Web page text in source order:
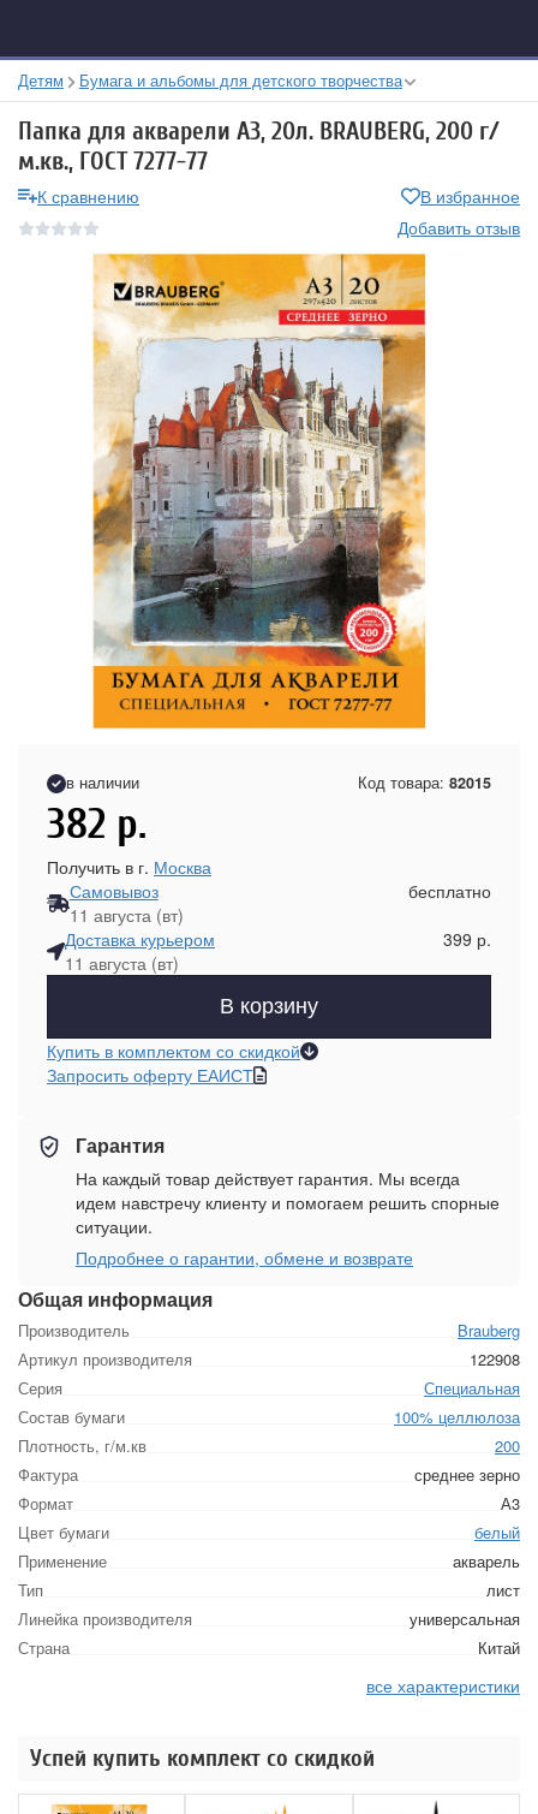
Детям Бумага и альбомы для детского творчества
Папка для акварели А3, 20л. BRAUBERG, 200 г/
м.кв., ГОСТ 7277-77
К сравнению
В избранное
Добавить отзыв
Общая информация
Производитель
Brauberg
Артикул производителя
122908
Серия
Специальная
Состав бумаги
100% целлюлоза
Плотность, г/м.кв
200
Фактура
среднее зерно
Формат
А3
Цвет бумаги
белый
Применение
акварель
Тип
лист
Линейка производителя
универсальная
Страна
Китай
все характеристики
в наличии Код товара: 82015
382 р.
Получить в г. Москва
Самовывоз
11 августа (вт)
бесплатно
Доставка курьером
11 августа (вт)
399 р.
В корзину
Купить в комплектом со скидкой
Запросить оферту ЕАИСТ
Гарантия
На каждый товар действует гарантия. Мы всегда
идем навстречу клиенту и помогаем решить спорные
ситуации.
Подробнее о гарантии, обмене и возврате
Успей купить комплект со скидкой